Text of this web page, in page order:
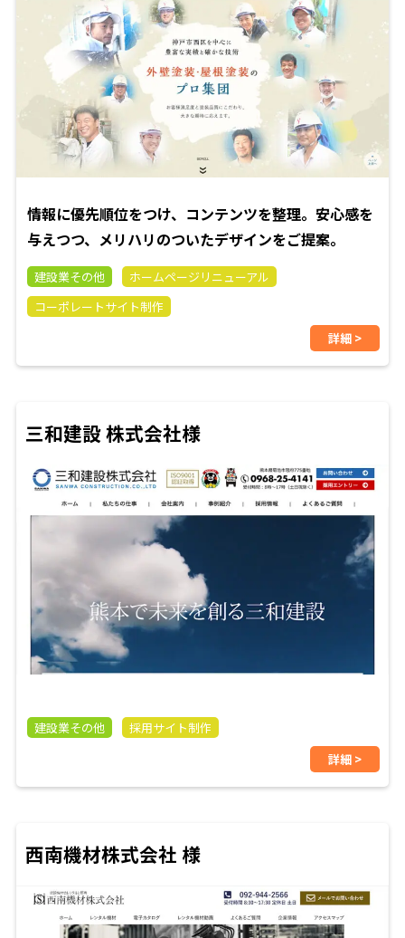
情報に優先順位をつけ、コンテンツを整理。安心感を
与えつつ、メリハリのついたデザインをご提案。
建設業その他
ホームページリニューアル
コーポレートサイト制作
詳細 >
三和建設 株式会社様
建設業その他
採用サイト制作
詳細 >
西南機材株式会社 様